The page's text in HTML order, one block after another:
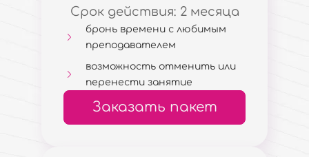
Срок действия: 2 месяца
бронь времени с любимым
преподавателем
возможность отменить или
перенести занятие
Заказать пакет